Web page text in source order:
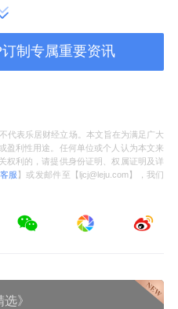
制专属重要资讯
代表乐居财经立场。本文旨在为满足广大
盈利性用途。任何单位或个人认为本文来
权利的，请提供身份证明、权属证明及详
服 】或发邮件至【ljcj@leju.com】，我们
》